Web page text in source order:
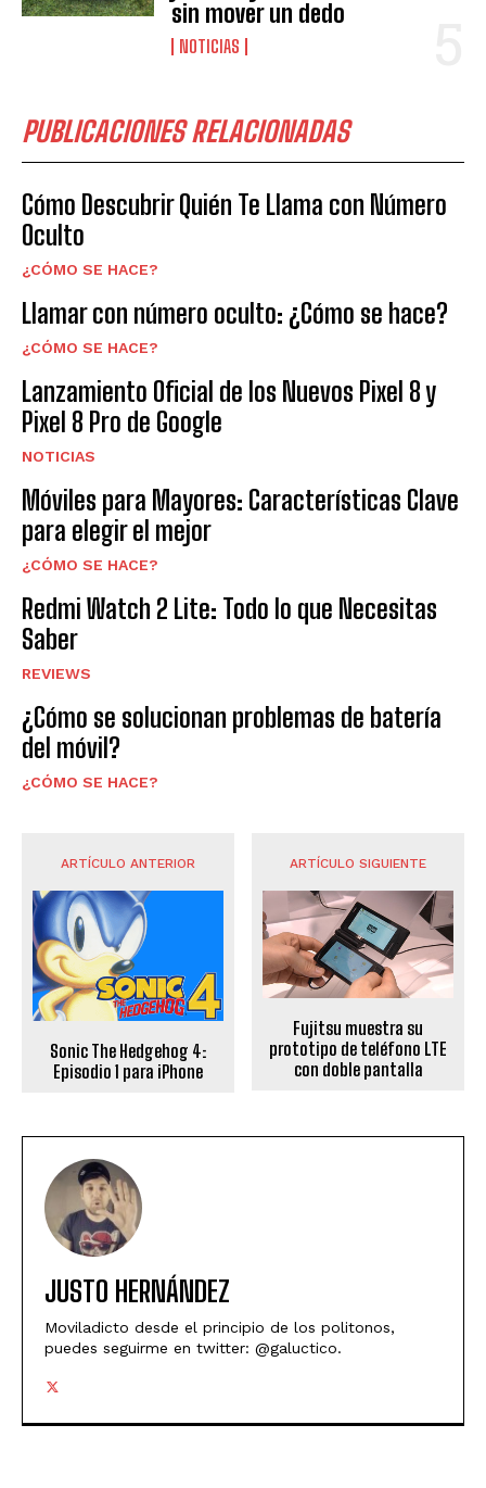
sin mover un dedo
NOTICIAS
PUBLICACIONES RELACIONADAS
Cómo Descubrir Quién Te Llama con Número
Oculto
¿CÓMO SE HACE?
Llamar con número oculto: ¿Cómo se hace?
¿CÓMO SE HACE?
Lanzamiento Oficial de los Nuevos Pixel 8 y
Pixel 8 Pro de Google
NOTICIAS
Móviles para Mayores: Características Clave
para elegir el mejor
¿CÓMO SE HACE?
Redmi Watch 2 Lite: Todo lo que Necesitas
Saber
REVIEWS
¿Cómo se solucionan problemas de batería
del móvil?
¿CÓMO SE HACE?
ARTÍCULO ANTERIOR
Sonic The Hedgehog 4:
Episodio 1 para iPhone
ARTÍCULO SIGUIENTE
Fujitsu muestra su
prototipo de teléfono LTE
con doble pantalla
JUSTO HERNÁNDEZ
Moviladicto desde el principio de los politonos,
puedes seguirme en twitter: @galuctico.